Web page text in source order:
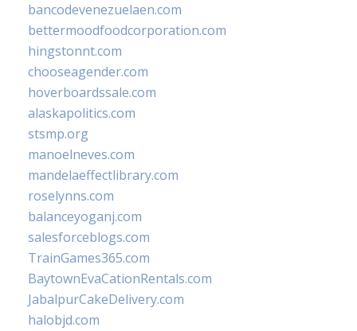
bancodevenezuelaen.com
bettermoodfoodcorporation.com
hingstonnt.com
chooseagender.com
hoverboardssale.com
alaskapolitics.com
stsmp.org
manoelneves.com
mandelaeffectlibrary.com
roselynns.com
balanceyoganj.com
salesforceblogs.com
TrainGames365.com
BaytownEvaCationRentals.com
JabalpurCakeDelivery.com
halobjd.com